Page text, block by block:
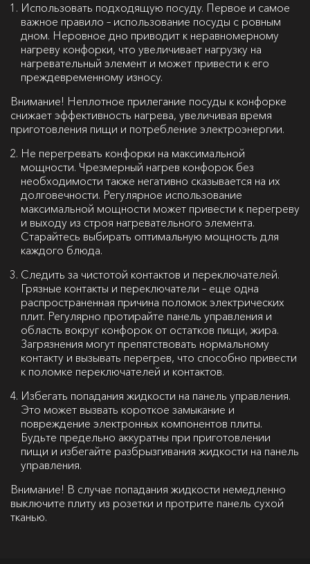
Использовать подходящую посуду. Первое и самое
важное правило – использование посуды с ровным
дном. Неровное дно приводит к неравномерному
нагреву конфорки, что увеличивает нагрузку на
нагревательный элемент и может привести к его
преждевременному износу.
Внимание! Неплотное прилегание посуды к конфорке
снижает эффективность нагрева, увеличивая время
приготовления пищи и потребление электроэнергии.
Не перегревать конфорки на максимальной
мощности. Чрезмерный нагрев конфорок без
необходимости также негативно сказывается на их
долговечности. Регулярное использование
максимальной мощности может привести к перегреву
и выходу из строя нагревательного элемента.
Старайтесь выбирать оптимальную мощность для
каждого блюда.
Следить за чистотой контактов и переключателей.
Грязные контакты и переключатели – еще одна
распространенная причина поломок электрических
плит. Регулярно протирайте панель управления и
область вокруг конфорок от остатков пищи, жира.
Загрязнения могут препятствовать нормальному
контакту и вызывать перегрев, что способно привести
к поломке переключателей и контактов.
Избегать попадания жидкости на панель управления.
Это может вызвать короткое замыкание и
повреждение электронных компонентов плиты.
Будьте предельно аккуратны при приготовлении
пищи и избегайте разбрызгивания жидкости на панель
управления.
Внимание! В случае попадания жидкости немедленно
выключите плиту из розетки и протрите панель сухой
тканью.